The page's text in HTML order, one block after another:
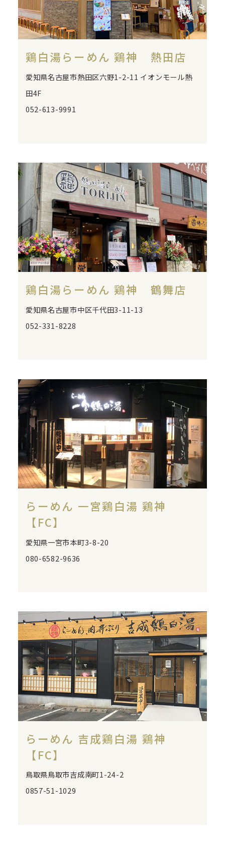
鶏白湯らーめん 鶏神 熱田店
愛知県名古屋市熱田区六野1-2-11 イオンモール熱
田4F
052-613-9991
鶏白湯らーめん 鶏神 鶴舞店
愛知県名古屋市中区千代田3-11-13
052-331-8228
らーめん 一宮鶏白湯 鶏神
【FC】
愛知県一宮市本町3-8-20
080-6582-9636
らーめん 吉成鶏白湯 鶏神
【FC】
鳥取県鳥取市吉成南町1-24-2
0857-51-1029